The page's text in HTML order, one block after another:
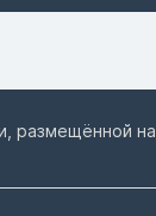
размещённой на